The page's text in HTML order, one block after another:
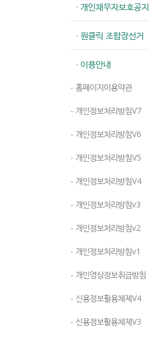
· 개인채무자보호공지
· 원클릭 조합장선거
· 이용안내
- 홈페이지이용약관
- 개인정보처리방침V7
- 개인정보처리방침V6
- 개인정보처리방침V5
- 개인정보처리방침V4
- 개인정보처리방침v3
- 개인정보처리방침v2
- 개인정보처리방침v1
- 개인영상정보취급방침
- 신용정보활용체제V4
- 신용정보활용체제V3